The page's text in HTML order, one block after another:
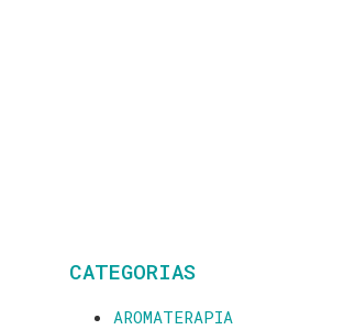
CATEGORIAS
AROMATERAPIA